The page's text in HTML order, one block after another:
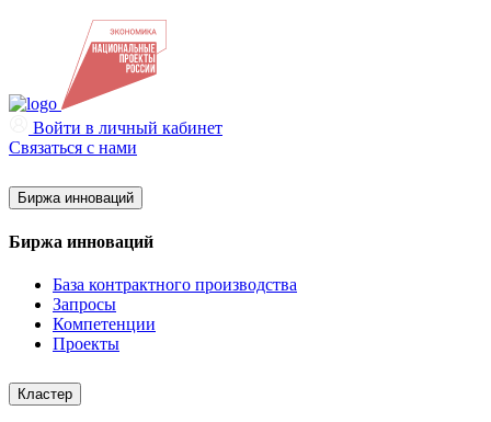
Войти в личный кабинет
Связаться с нами
Биржа инноваций
Биржа инноваций
База контрактного производства
Запросы
Компетенции
Проекты
Кластер